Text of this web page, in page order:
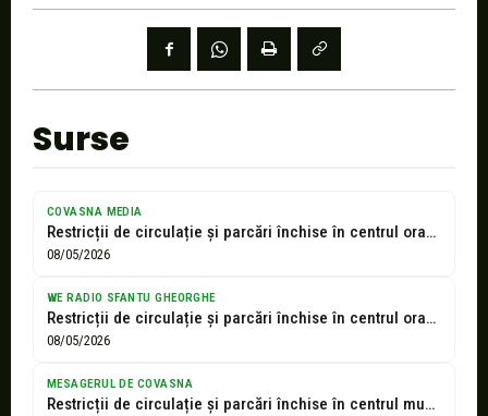
Surse
COVASNA MEDIA
Restricții de circulație și parcări închise în centrul orașului pentru parada motocicliștilor
08/05/2026
WE RADIO SFANTU GHEORGHE
Restricții de circulație și parcări închise în centrul orașului pentru parada motocicliștilor...
08/05/2026
MESAGERUL DE COVASNA
Restricții de circulație și parcări închise în centrul municipiului Sfântu Gheorghe, pentru...